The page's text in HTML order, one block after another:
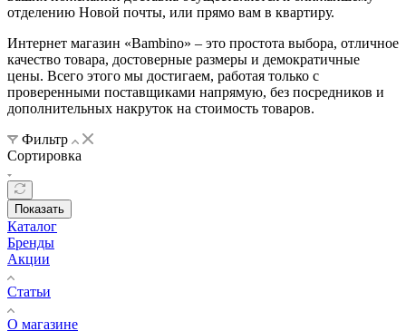
отделению Новой почты, или прямо вам в квартиру.
Интернет магазин «Bambino» – это простота выбора, отличное
качество товара, достоверные размеры и демократичные
цены. Всего этого мы достигаем, работая только с
проверенными поставщиками напрямую, без посредников и
дополнительных накруток на стоимость товаров.
Фильтр
Сортировка
Показать
Каталог
Бренды
Акции
Статьи
О магазине